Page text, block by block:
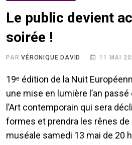
Le public devient
soirée !
PARVÉRONIQUE DAVID 11 MAI
19ᵉ édition de la Nuit
une mise en lumière l’an
l’Art contemporain qui sera
formes et prendra les rênes
muséale samedi 13 mai de 20